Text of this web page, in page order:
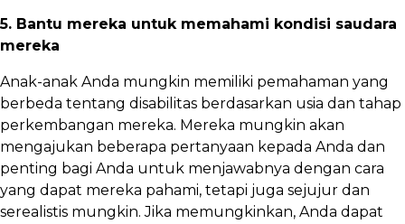
5. Bantu mereka untuk memahami kondisi saudara
mereka
Anak-anak Anda mungkin memiliki pemahaman yang
berbeda tentang disabilitas berdasarkan usia dan tahap
perkembangan mereka. Mereka mungkin akan
mengajukan beberapa pertanyaan kepada Anda dan
penting bagi Anda untuk menjawabnya dengan cara
yang dapat mereka pahami, tetapi juga sejujur ​​dan
serealistis mungkin. Jika memungkinkan, Anda dapat